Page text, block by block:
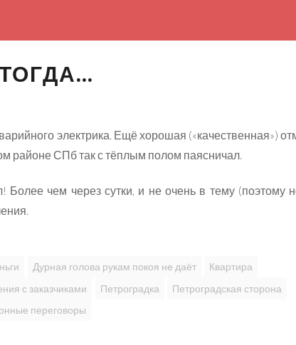
электрика. Ещё хорошая («качественная»)
районе СПб так с тёплым полом паясничал.
чем через сутки, и не очень в тему (поэтому
Дурная голова рукам покоя не даёт
Квартира
с заказчиками Петроградка
Петроградская сторона
переговоры